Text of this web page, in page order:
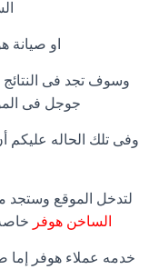
او صيانة
وسوف تجد فى
جوجل فى
وفى تلك الحاله عليكم
لتدخل الموقع وستجد
الساخن هوفر
خدمه عملاء هوفر إما